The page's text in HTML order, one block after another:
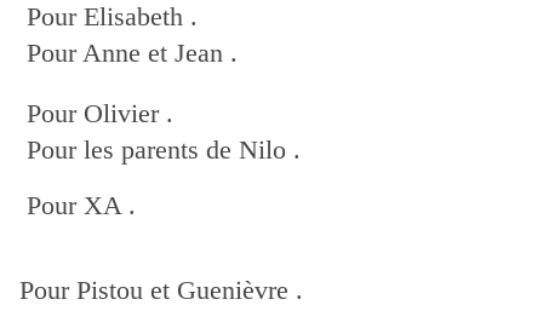
Pour Elisabeth .
Pour Anne et Jean .
Pour Olivier .
Pour les parents de Nilo .
Pour XA .
Pour Pistou et Guenièvre .